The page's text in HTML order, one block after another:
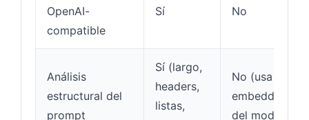
OpenAI-
compatible
Sí No
Análisis
estructural del
prompt
Sí (largo,
headers,
listas,
No (usa
embeddings
del modelo)